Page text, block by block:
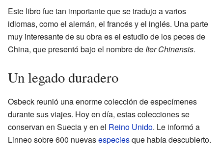
Este libro fue tan importante que se tradujo a varios
idiomas, como el alemán, el francés y el inglés. Una parte
muy interesante de su obra es el estudio de los peces de
China, que presentó bajo el nombre de Iter Chinensis.
Un legado duradero
Osbeck reunió una enorme colección de especímenes
durante sus viajes. Hoy en día, estas colecciones se
conservan en Suecia y en el Reino Unido. Le informó a
Linneo sobre 600 nuevasespeciesque había descubierto.